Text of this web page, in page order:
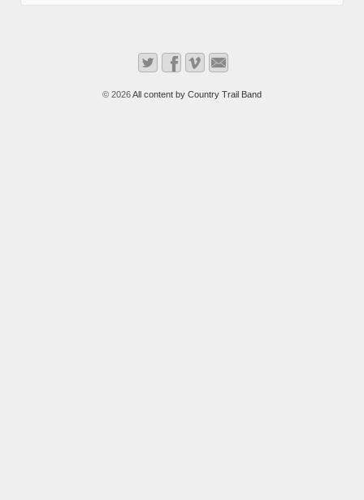
© 2026All content by Country Trail Band